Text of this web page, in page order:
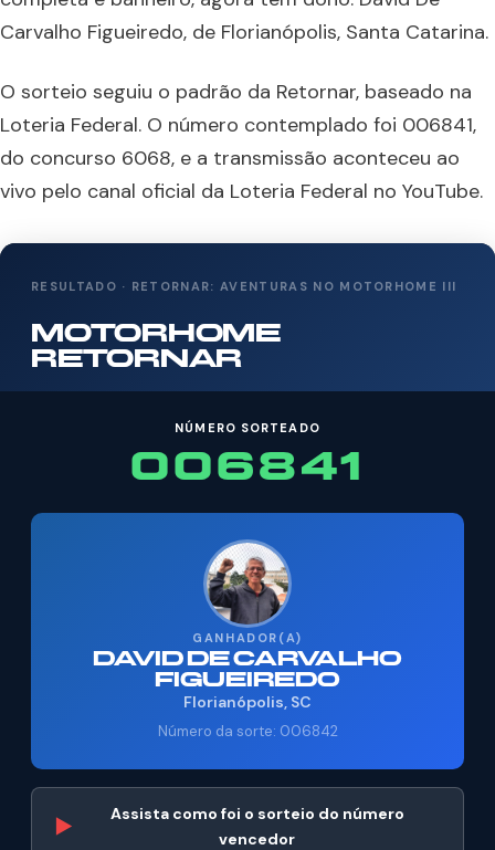
Carvalho Figueiredo, de Florianópolis, Santa Catarina.
O sorteio seguiu o padrão da Retornar, baseado na
Loteria Federal. O número contemplado foi 006841,
do concurso 6068, e a transmissão aconteceu ao
vivo pelo canal oficial da Loteria Federal no YouTube.
RESULTADO · RETORNAR: AVENTURAS NO MOTORHOME III
MOTORHOME
RETORNAR
NÚMERO SORTEADO
006841
GANHADOR(A)
DAVID DE CARVALHO
FIGUEIREDO
Florianópolis, SC
Número da sorte: 006842
▶
Assista como foi o sorteio do número
vencedor